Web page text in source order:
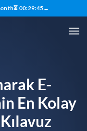
⏳ 00:29:43→
E-
En Kolay